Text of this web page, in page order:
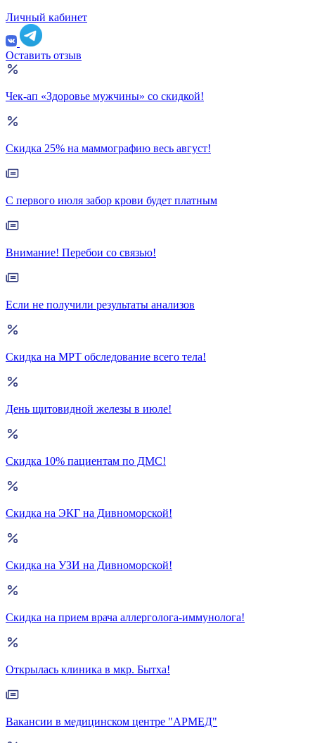
Личный кабинет
Оставить отзыв
Чек-ап «Здоровье мужчины» со скидкой!
Скидка 25% на маммографию весь август!
С первого июля забор крови будет платным
Внимание! Перебои со связью!
Если не получили результаты анализов
Скидка на МРТ обследование всего тела!
День щитовидной железы в июле!
Скидка 10% пациентам по ДМС!
Скидка на ЭКГ на Дивноморской!
Скидка на УЗИ на Дивноморской!
Скидка на прием врача аллерголога-иммунолога!
Открылась клиника в мкр. Бытха!
Вакансии в медицинском центре "АРМЕД"